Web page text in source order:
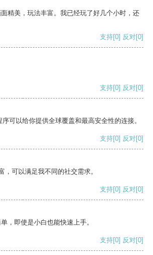
精美，玩法丰富。我已经玩了好几个小时，还
支持[0] 反对[0]
支持[0] 反对[0]
可以给你提供全球覆盖和最高安全性的连接。
支持[0] 反对[0]
，可以满足我不同的社交需求。
支持[0] 反对[0]
，即使是小白也能快速上手。
支持[0] 反对[0]